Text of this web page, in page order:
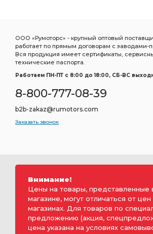
ООО «Румоторс» - крупный оптовый
работает по прямым договорам с заводами-
Вся продукция имеет сертификаты,
технические паспорта.
Работаем ПН-ПТ c 8:00 до 18:00, СБ-ВС
8-800-777-08-39
b2b-zakaz@rumotors.com
Заказать звонок
Внимание!
Цены на товары, представленные
магазине, могут отличаться от
магазинах. Для товаров по
предложению (акция,
цена указана на условиях